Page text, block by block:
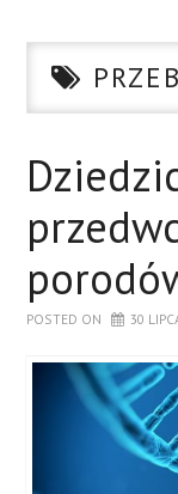
STUDIA
KONTAKT
POSTED ON 30